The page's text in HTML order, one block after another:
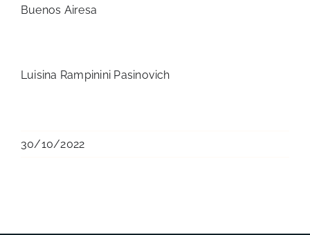
Buenos Airesa
Luisina Rampinini Pasinovich
30/10/2022